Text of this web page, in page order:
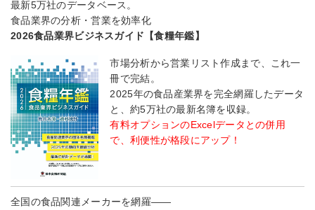
最新5万社のデータベース。
食品業界の分析・営業を効率化
2026食品業界ビジネスガイド【食糧年鑑】
市場分析から営業リスト作成まで、これ一
冊で完結。
2025年の食品産業界を完全網羅したデータ
と、約5万社の最新名簿を収録。
有料オプションのExcelデータとの併用
で、利便性が格段にアップ！
全国の食品関連メーカーを網羅――